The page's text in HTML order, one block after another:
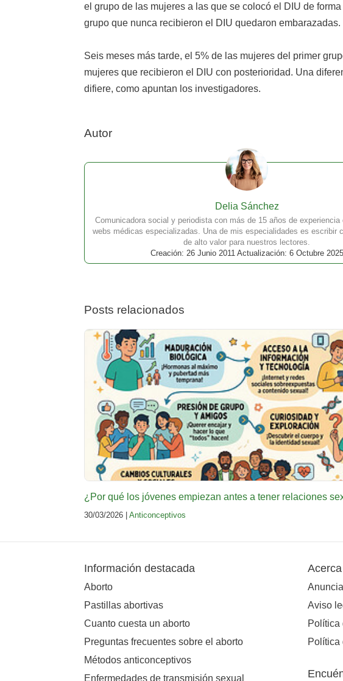
el grupo de las mujeres a las que se colocó el DIU de
grupo que nunca recibieron el DIU quedaron embarazadas.
Seis meses más tarde, el 5% de las mujeres del primer
mujeres que recibieron el DIU con posterioridad. Una
difiere, como apuntan los investigadores.
Autor
Delia Sánchez
Comunicadora social y periodista con más de 15 años de experiencia
webs médicas especializadas. Una de mis especialidades es escribir
de alto valor para nuestros lectores.
Creación: 26 Junio 2011 Actualización: 6 Octubre 2025
Posts relacionados
¿Por qué los jóvenes empiezan antes a tener relaciones
30/03/2026 | Anticonceptivos
Información destacada
Aborto
Pastillas abortivas
Cuanto cuesta un aborto
Preguntas frecuentes sobre el aborto
Métodos anticonceptivos
Enfermedades de transmisión sexual
Aviso
Política
Política